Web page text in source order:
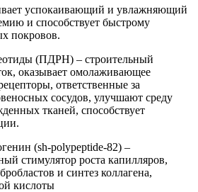
успокаивающий и увлажняющий
и способствует быстрому
покровов.
(ПДРН) – строительный
оказывает омолаживающее
ответственные за
сосудов, улучшают среду
тканей, способствует
(sh-polypeptide-82) –
стимулятор роста капилляров,
и синтез коллагена,
кислоты